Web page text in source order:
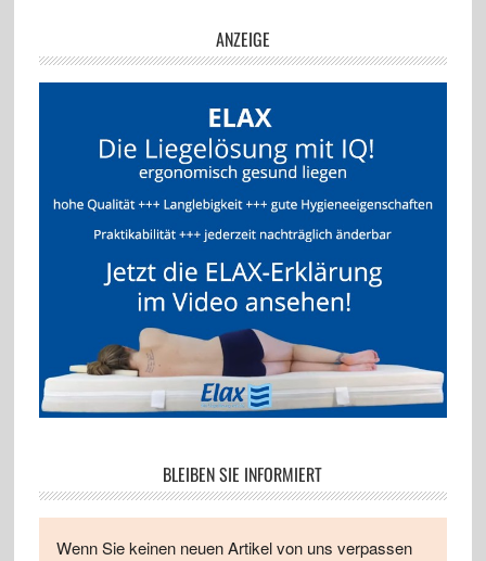
ANZEIGE
BLEIBEN SIE INFORMIERT
Wenn Sie keinen neuen Artikel von uns verpassen